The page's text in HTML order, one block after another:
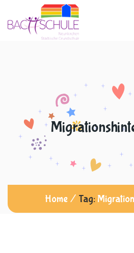
Home / Tag: